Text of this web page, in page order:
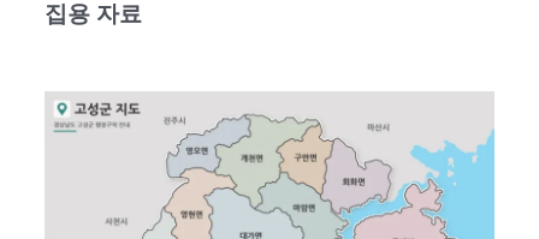
집용 자료